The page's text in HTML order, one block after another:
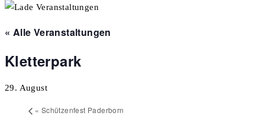
« Alle Veranstaltungen
Kletterpark
29. August
« Schützenfest Paderborn